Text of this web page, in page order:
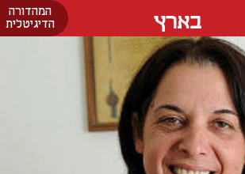
המהדורה
הדיגיטלית
בארץ